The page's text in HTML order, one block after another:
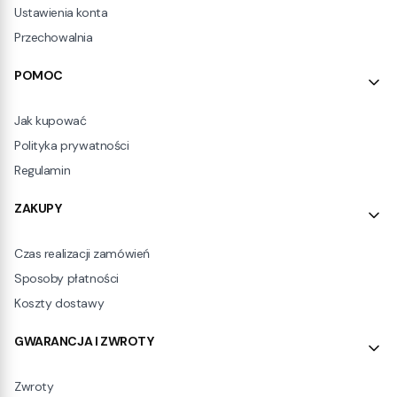
Ustawienia konta
Przechowalnia
POMOC
Jak kupować
Polityka prywatności
Regulamin
ZAKUPY
Czas realizacji zamówień
Sposoby płatności
Koszty dostawy
GWARANCJA I ZWROTY
Zwroty